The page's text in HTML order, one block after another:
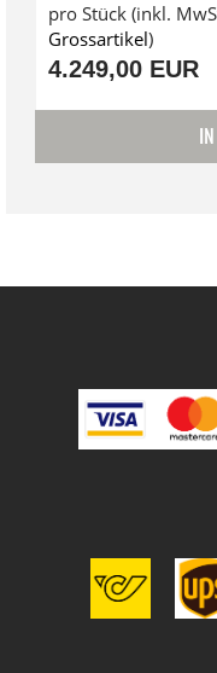
pro Stück (inkl.
Grossartikel)
4.249,00 EUR